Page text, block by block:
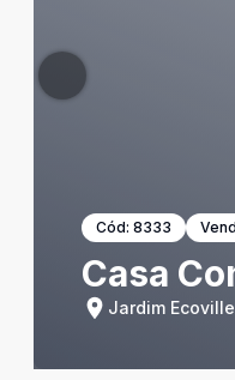
Cód: 8333
Casa
Jardim